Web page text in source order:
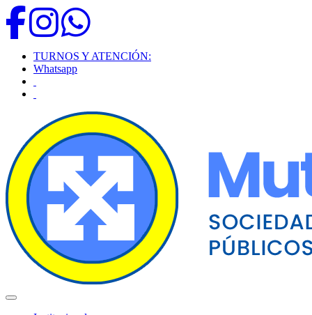
TURNOS Y ATENCIÓN:
Whatsapp
Toggle navigation